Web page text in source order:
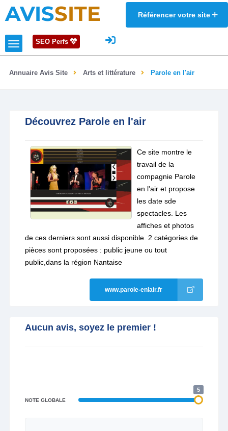
AVISSITE Référencer votre site
SEO Perfs
Annuaire Avis Site Arts et littérature Parole en l'air
Découvrez Parole en l'air
Ce site montre le
travail de la
compagnie Parole
en l'air et propose
les date sde
spectacles. Les
affiches et photos
de ces derniers sont aussi disponible. 2 catégories de
pièces sont proposées : public jeune ou tout
public,dans la région Nantaise
www.parole-enlair.fr
Aucun avis, soyez le premier !
NOTE GLOBALE
5